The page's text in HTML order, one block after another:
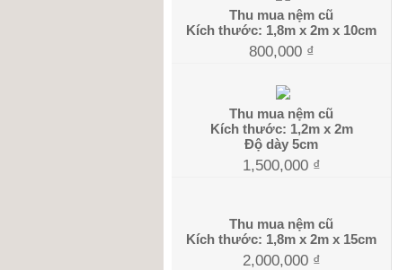
Thu mua nệm cũ
Kích thước: 1,8m x 2m x 10cm
800,000 ₫
Thu mua nệm cũ
Kích thước: 1,2m x 2m
Độ dày 5cm
1,500,000 ₫
Thu mua nệm cũ
Kích thước: 1,8m x 2m x 15cm
2,000,000 ₫